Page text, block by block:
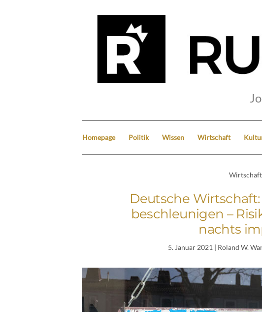
Homepage Politik Wissen Wirtschaft
Wirtschaft
Deutsche
beschleunigen –
nachts
5. Januar 2021 | Roland W.